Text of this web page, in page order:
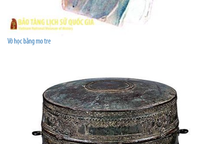
Vở học bằng mo tre